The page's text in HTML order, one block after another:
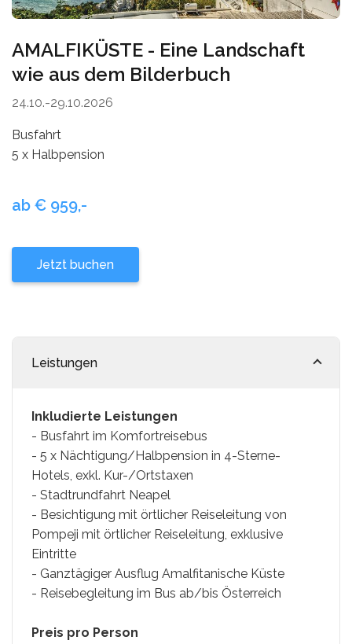
Zypern
Mykonos
Naxos
Paros
Pilion
Sifnos
Skopelos
Syros
Thassos
Tinos
Hochzeit
Villen
Inselhüpfen
AMALFIKÜSTE - Eine Landschaft
wie aus dem Bilderbuch
24.10.-29.10.2026
Busfahrt
5 x Halbpension
ab € 959,-
Jetzt buchen
Leistungen
Inkludierte Leistungen
- Busfahrt im Komfortreisebus
- 5 x Nächtigung/Halbpension in 4-Sterne-
Hotels, exkl. Kur-/Ortstaxen
- Stadtrundfahrt Neapel
- Besichtigung mit örtlicher Reiseleitung von
Pompeji mit örtlicher Reiseleitung, exklusive
Eintritte
- Ganztägiger Ausflug Amalfitanische Küste
- Reisebegleitung im Bus ab/bis Österreich
Preis pro Person